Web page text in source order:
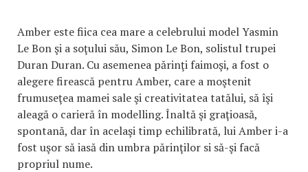
Amber este fiica cea mare a celebrului model Yasmin
Le Bon şi a soţului său, Simon Le Bon, solistul trupei
Duran Duran. Cu asemenea părinţi faimoşi, a fost o
alegere firească pentru Amber, care a moştenit
frumuseţea mamei sale şi creativitatea tatălui, să îşi
aleagă o carieră în modelling. Înaltă şi graţioasă,
spontană, dar în acelaşi timp echilibrată, lui Amber i-a
fost uşor să iasă din umbra părinţilor si să-şi facă
propriul nume.